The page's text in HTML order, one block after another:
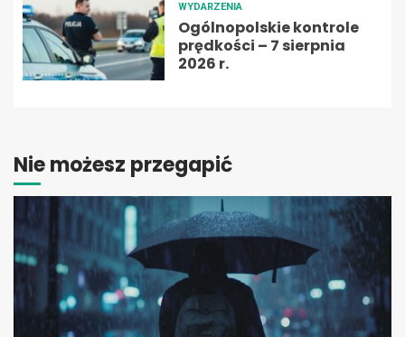
WYDARZENIA
Ogólnopolskie kontrole
prędkości – 7 sierpnia
2026 r.
Nie możesz przegapić